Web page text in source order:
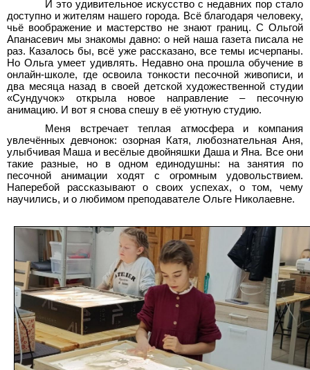
И это удивительное искусство с недавних пор стало
доступно и жителям нашего города. Всё благодаря человеку,
чьё воображение и мастерство не знают границ. С Ольгой
Апанасевич мы знакомы давно: о ней наша газета писала не
раз. Казалось бы, всё уже рассказано, все темы исчерпаны.
Но Ольга умеет удивлять. Недавно она прошла обучение в
онлайн-школе, где освоила тонкости песочной живописи, и
два месяца назад в своей детской художественной студии
«Сундучок» открыла новое направление – песочную
анимацию. И вот я снова спешу в её уютную студию.
Меня встречает теплая атмосфера и компания
увлечённых девчонок: озорная Катя, любознательная Аня,
улыбчивая Маша и весёлые двойняшки Даша и Яна. Все они
такие разные, но в одном единодушны: на занятия по
песочной анимации ходят с огромным удовольствием.
Наперебой рассказывают о своих успехах, о том, чему
научились, и о любимом преподавателе Ольге Николаевне.